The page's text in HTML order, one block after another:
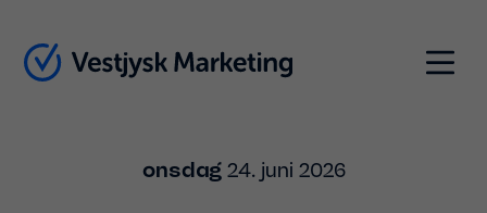
onsdag24. juni 2026